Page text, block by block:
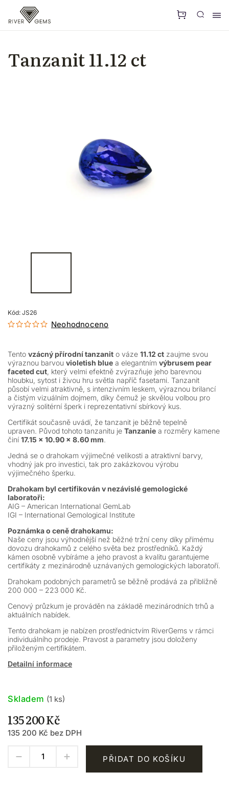
Tanzanit 11.12 ct
Kód: JS26
Neohodnoceno
Tento vzácný přírodní tanzanit o váze 11.12 ct zaujme svou
výraznou barvou violetish blue a elegantním výbrusem pear
faceted cut , který velmi efektně zvýrazňuje jeho barevnou
hloubku, sytost i živou hru světla napříč fasetami. Tanzanit
působí velmi atraktivně, s intenzivním leskem, výraznou brilancí
a čistým vizuálním dojmem, díky čemuž je skvělou volbou pro
výrazný solitérní šperk i reprezentativní sbírkový kus.
Certifikát současně uvádí, že tanzanit je běžně tepelně
upraven. Původ tohoto tanzanitu je Tanzanie a rozměry kamene
činí 17.15 × 10.90 × 8.60 mm.
Jedná se o drahokam výjimečné velikosti a atraktivní barvy,
vhodný jak pro investici, tak pro zakázkovou výrobu
výjimečného šperku.
Drahokam byl certifikován v nezávislé gemologické
laboratoři:
AIG – American International GemLab
IGI – International Gemological Institute
Poznámka o ceně drahokamu:
Naše ceny jsou výhodnější než běžné tržní ceny díky přímému
dovozu drahokamů z celého světa bez prostředníků. Každý
kámen osobně vybíráme a jeho pravost a kvalitu garantujeme
certifikáty z mezinárodně uznávaných gemologických laboratoří.
Drahokam podobných parametrů se běžně prodává za přibližně
200 000 – 223 000 Kč.
Cenový průzkum je prováděn na základě mezinárodních trhů a
aktuálních nabídek.
Tento drahokam je nabízen prostřednictvím RiverGems v rámci
individuálního prodeje. Pravost a parametry jsou doloženy
přiloženým certifikátem.
Detailní informace
135 200 Kč
135 200 Kč bez DPH
Skladem (1 ks)
PŘIDAT DO KOŠÍKU